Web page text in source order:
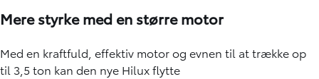
Mere styrke med en større motor
Med en kraftfuld, effektiv motor og evnen til at trække op
til 3,5 ton kan den nye Hilux flytte